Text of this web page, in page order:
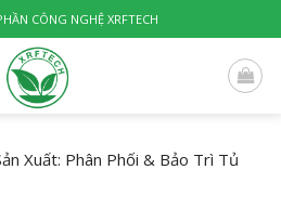
CÔNG NGHỆ XRFTECH
Xuất: Phân Phối & Bảo Trì Tủ